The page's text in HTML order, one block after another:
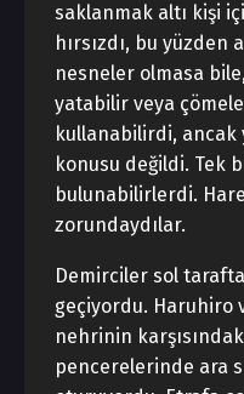
saklanmak altı kişi
hırsızdı, bu yüzden
nesneler olmasa
yatabilir veya
kullanabilirdi, ancak
konusu değildi. Tek
bulunabilirlerdi.
zorundaydılar.
Demirciler sol
geçiyordu. Haruhiro
nehrinin
pencerelerinde ara